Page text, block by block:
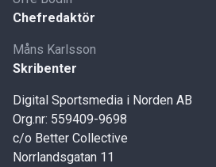
Chefredaktör
Måns Karlsson
Skribenter
Digital Sportsmedia i Norden AB
Org.nr: 559409-9698
c/o Better Collective
Norrlandsgatan 11